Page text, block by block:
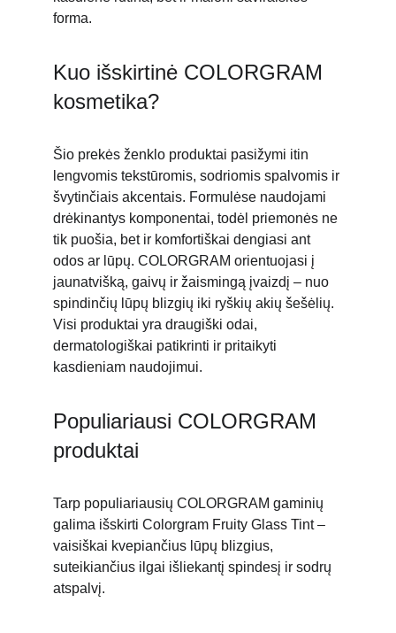
forma.
Kuo išskirtinė COLORGRAM
kosmetika?
Šio prekės ženklo produktai pasižymi itin
lengvomis tekstūromis, sodriomis spalvomis ir
švytinčiais akcentais. Formulėse naudojami
drėkinantys komponentai, todėl priemonės ne
tik puošia, bet ir komfortiškai dengiasi ant
odos ar lūpų. COLORGRAM orientuojasi į
jaunatvišką, gaivų ir žaismingą įvaizdį – nuo
spindinčių lūpų blizgių iki ryškių akių šešėlių.
Visi produktai yra draugiški odai,
dermatologiškai patikrinti ir pritaikyti
kasdieniam naudojimui.
Populiariausi COLORGRAM
produktai
Tarp populiariausių COLORGRAM gaminių
galima išskirti Colorgram Fruity Glass Tint –
vaisiškai kvepiančius lūpų blizgius,
suteikiančius ilgai išliekantį spindesį ir sodrų
atspalvį.